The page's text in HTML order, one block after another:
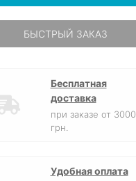
БЫСТРЫЙ ЗАКАЗ
Бесплатная
доставка
при заказе от 3000
грн.
Удобная оплата